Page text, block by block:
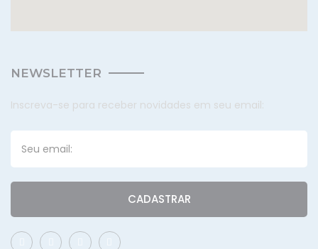
NEWSLETTER
Inscreva-se para receber novidades em seu email:
CADASTRAR